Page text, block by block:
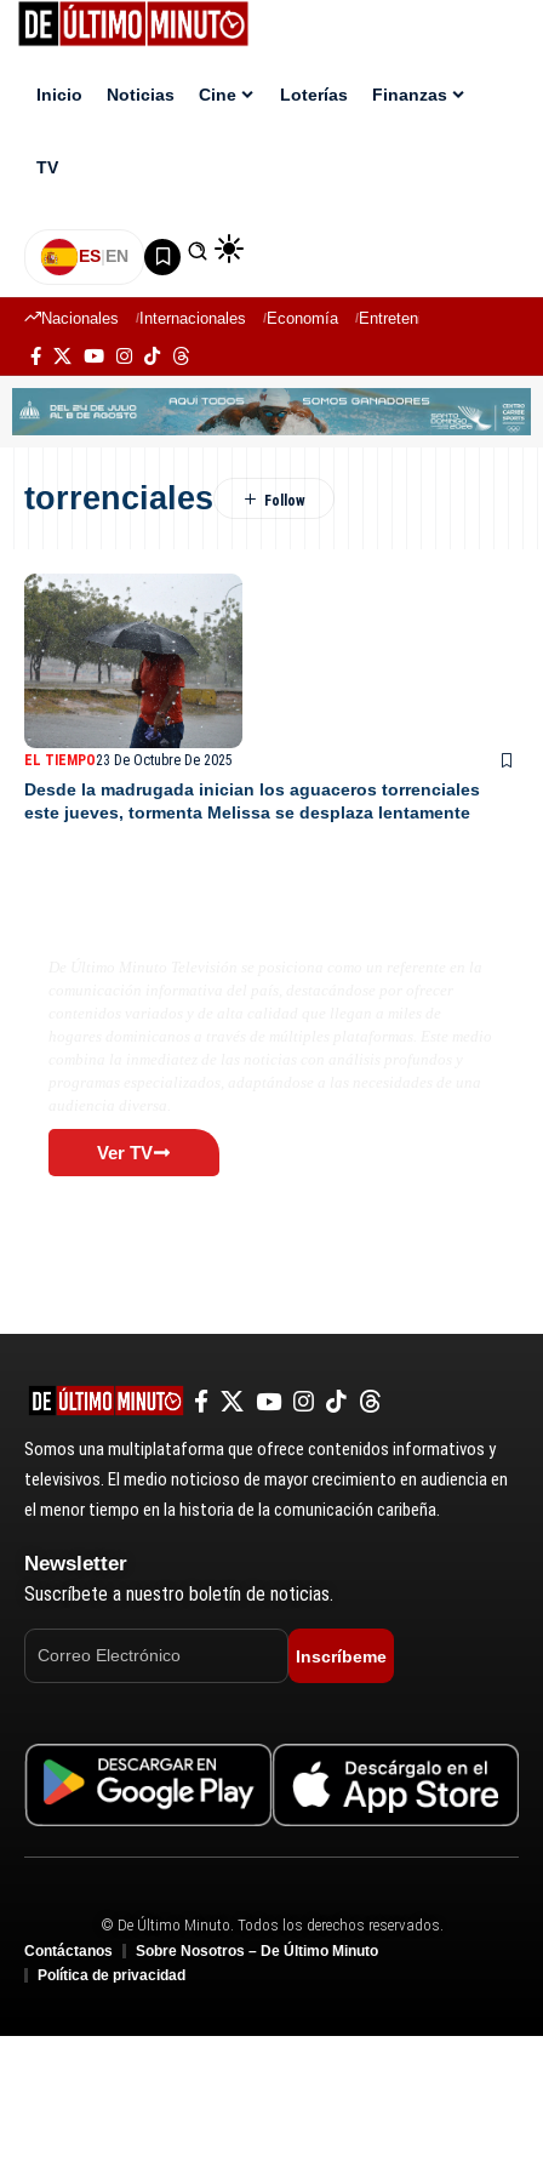
Inicio Noticias Cine Loterías Finanzas
TV
ES|EN
Nacionales Internacionales Economía Entretenimiento
torrenciales
EL TIEMPO23 De Octubre De 2025
Desde la madrugada inician los aguaceros torrenciales
este jueves, tormenta Melissa se desplaza lentamente
Ver TV
Somos una multiplataforma que ofrece contenidos informativos y
televisivos. El medio noticioso de mayor crecimiento en audiencia en
el menor tiempo en la historia de la comunicación caribeña.
Newsletter
Suscríbete a nuestro boletín de noticias.
Inscríbeme
© De Último Minuto. Todos los derechos reservados.
Contáctanos
Sobre Nosotros – De Último Minuto
Política de privacidad